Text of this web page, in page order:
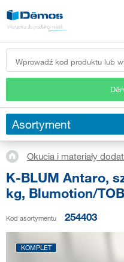
Asortyment
Okucia i materiały
K-BLUM Antaro,
kg, Blumotion/
Kod asortymentu 254403
KOMPLET